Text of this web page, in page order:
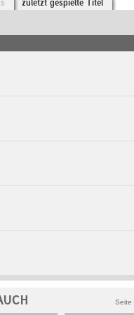
zuletzt gespielte Titel
Seite